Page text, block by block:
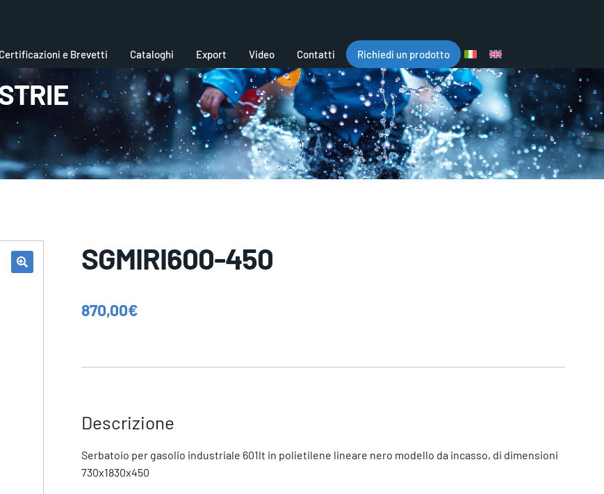
Certificazioni e Brevetti Cataloghi Export Video Contatti Richiedi un prodotto
SGMIRI600-450
870,00€
Descrizione
Serbatoio per gasolio industriale 601lt in polietilene lineare nero modello da incasso, di dimensioni
730x1830x450